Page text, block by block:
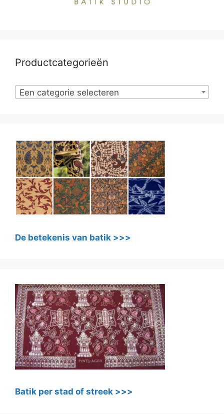
Productcategorieën
Een categorie selecteren
De betekenis van batik >>>
Batik per stad of streek >>>